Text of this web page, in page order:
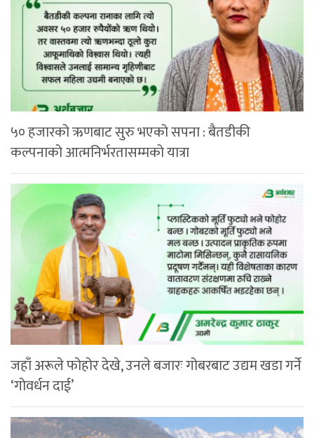
५० हजारको ऋणबाट सुरु भएको सपना : बैतडीकी
कल्पनाको आत्मनिर्भरतासम्मको यात्रा
जहाँ अरूले फोहोर देखे, उनले बजारः गोबरबाट उद्यम खडा गर्ने
‘गोवर्धन दाई’